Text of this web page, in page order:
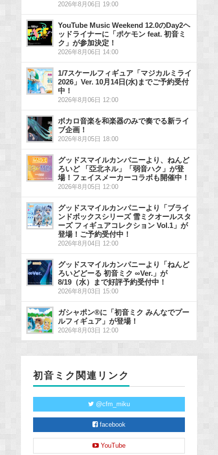
2026年8月06日 19:00
YouTube Music Weekend 12.0のDay2ヘ
ッドライナーに「ポケモン feat. 初音ミ
ク」が参加決定！
2026年8月06日 14:00
1/7スケールフィギュア「マジカルミライ
2026」Ver. 10月14日(水)までご予約受付
中！
2026年8月06日 12:00
ボカロ音楽を和楽器のみで奏でる新ライ
ブ企画！
2026年8月05日 18:00
グッドスマイルカンパニーより、ねんど
ろいど 「亞北ネル」「弱音ハク」が登
場！フェイスメーカーコラボも開催中！
2026年8月05日 12:00
グッドスマイルカンパニーより「ブライ
ンドボックスシリーズ 雪ミクオールスタ
ーズ フィギュアコレクション Vol.1」が
登場！ご予約受付中！
2026年8月04日 12:00
グッドスマイルカンパニーより「ねんど
ろいどどーる 初音ミク ∞Ver.」が
8/19（水）まで好評予約受付中！
2026年8月03日 15:00
ガシャポン®に「初音ミク みんなでプー
ルフィギュア」が登場！
2026年8月03日 12:00
初音ミク関連リンク
@cfm_miku
facebook
YouTube